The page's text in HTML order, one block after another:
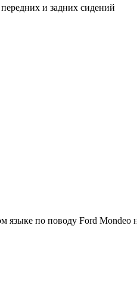
и задних сидений
языке по поводу Ford